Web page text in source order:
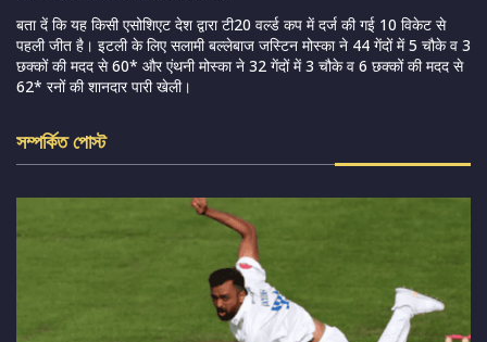
बता दें कि यह किसी एसोशिएट देश द्वारा टी20 वर्ल्ड कप में दर्ज की गई 10 विकेट से
पहली जीत है। इटली के लिए सलामी बल्लेबाज जस्टिन मोस्का ने 44 गेंदों में 5 चौके व 3
छक्कों की मदद से 60* और एंथनी मोस्का ने 32 गेंदों में 3 चौके व 6 छक्कों की मदद से
62* रनों की शानदार पारी खेली।
সম্পর্কিত পোস্ট